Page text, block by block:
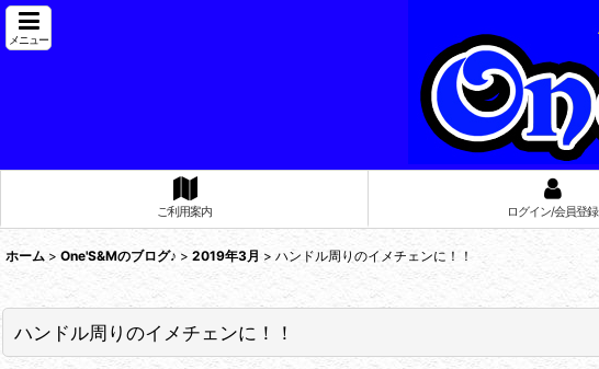
メニュー
ご利用案内 ログイン/会員登録
ホーム > One'S&Mのブログ♪ > 2019年3月 > ハンドル周りのイメチェンに！！
ハンドル周りのイメチェンに！！